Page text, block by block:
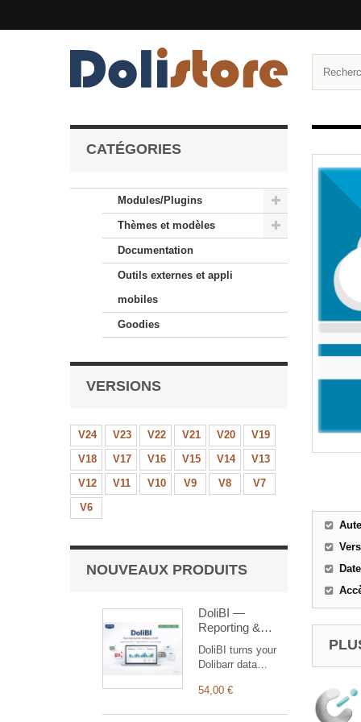
CATÉGORIES
Modules/Plugins
Thèmes et modèles
Documentation
Outils externes et appli
mobiles
Goodies
VERSIONS
V24 V23 V22 V21 V20
V19
V18
V17 V16 V15 V14
V13
V12
V11 V10 V9 V8
V7
V6
NOUVEAUX PRODUITS
DoliBI —
Reporting &
Intelligence
DoliBI turns your
Dolibarr data
payments, stock,
54,00 €